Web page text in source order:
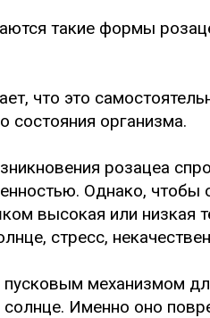
такие формы
что это
состояния организма.
розацеа
Однако,
высокая или низкая
стресс,
механизмом
солнце. Именно оно